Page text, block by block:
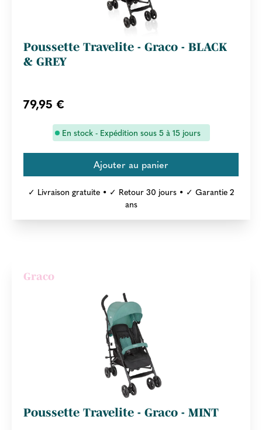
Poussette Travelite - Graco - BLACK
& GREY
79,95 €
En stock - Expédition sous 5 à 15 jours
✓ Livraison gratuite • ✓ Retour 30 jours • ✓ Garantie 2
ans
Graco
Poussette Travelite - Graco - MINT